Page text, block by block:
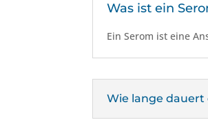
Was ist ein
Ein Serom ist eine
Wie lange dauert